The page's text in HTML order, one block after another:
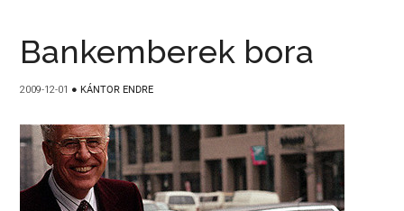
Bankemberek bora
2009-12-01 ● KÁNTOR ENDRE